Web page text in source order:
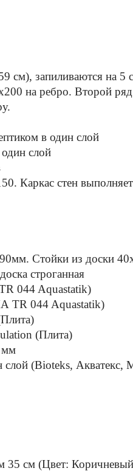
см), запиливаются на
на ребро. Второй
в один слой
слой
Каркас стен
Стойки из доски
строганная
044 Aquastatik)
TR 044 Aquastatik)
(Плита)
мм
(Bioteks, Акватекс,
35 см (Цвет: